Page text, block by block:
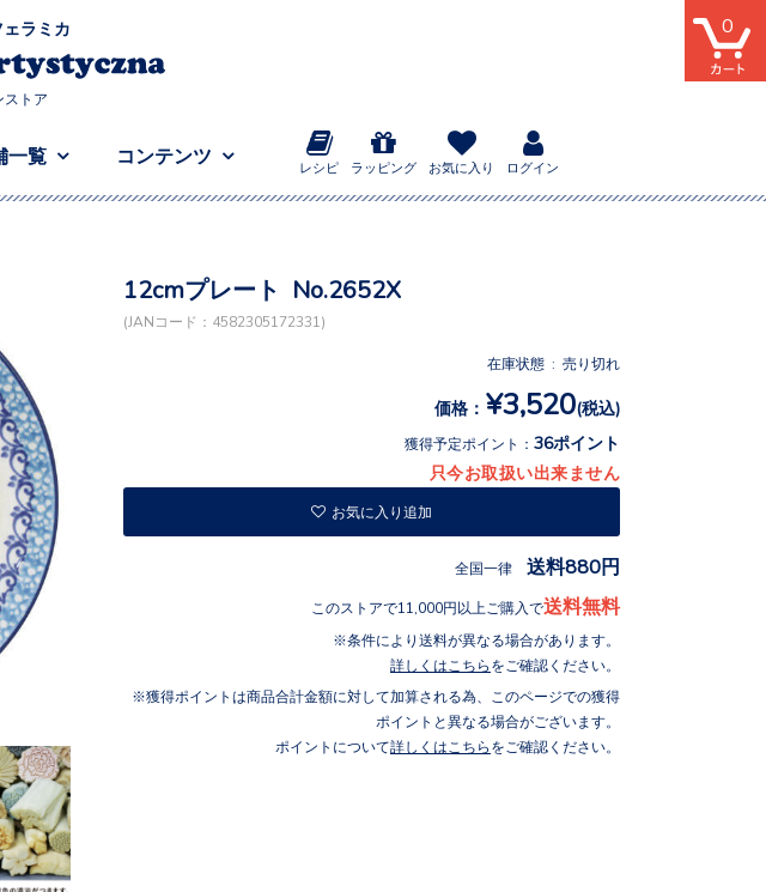
ラミカ
ストア
一覧 コンテンツ
レシピ ラッピング お気に入り ログイン
0
12cmプレート No.2652X
(JANコード：4582305172331)
在庫状態 : 売り切れ
価格： ¥3,520(税込)
獲得予定ポイント： 36ポイント
只今お取扱い出来ません
お気に入り追加
全国一律 送料880円
このストアで11,000円以上ご購入で送料無料
条件により送料が異なる場合があります。
詳しくはこちら をご確認ください。
獲得ポイントは商品合計金額に対して加算される為、このページでの獲得
ポイントと異なる場合がございます。
ポイントについて詳しくはこちら をご確認ください。